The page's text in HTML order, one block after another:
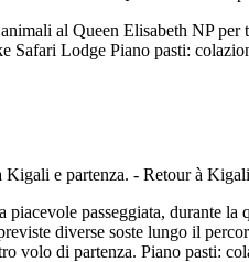
al Queen Elisabeth NP
Lodge Piano pasti:
passeggiata, durante
diverse soste lungo il
volo di partenza. Piano pasti: